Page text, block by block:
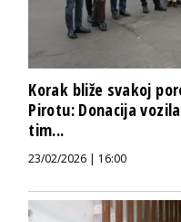
Korak bliže svakoj
Pirotu: Donacija
tim...
23/02/2026 | 16:00